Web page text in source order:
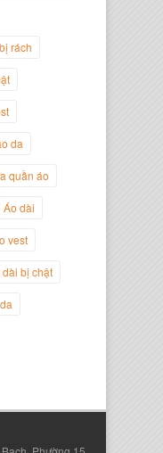
rách
da
quần áo
Áo dài
vest
dài bị chật